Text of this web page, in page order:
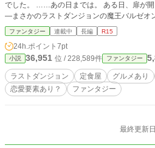
でした。 ……あの日までは。 ある日、扉が開き、堂々と店に入ってきたのは―
―まさかのラストダンジョンの魔王バルゼオ
なり、さらには他の魔王様やその側近、関係
になりました。 「私は普通の定食屋をやっていただけなんですけど！？」 次々
と訪れる規格外のお客様に振り回されながら
これは、魔王様の胃袋を支えることになった
ファンタジー 連載中 長編 R15
24h.ポイント 7pt
小説 36,951 位 / 228,589件 ファンタジー
ラストダンジョン 定食屋 グルメあり
恋愛要素あり？
ファンタジー
最終更新